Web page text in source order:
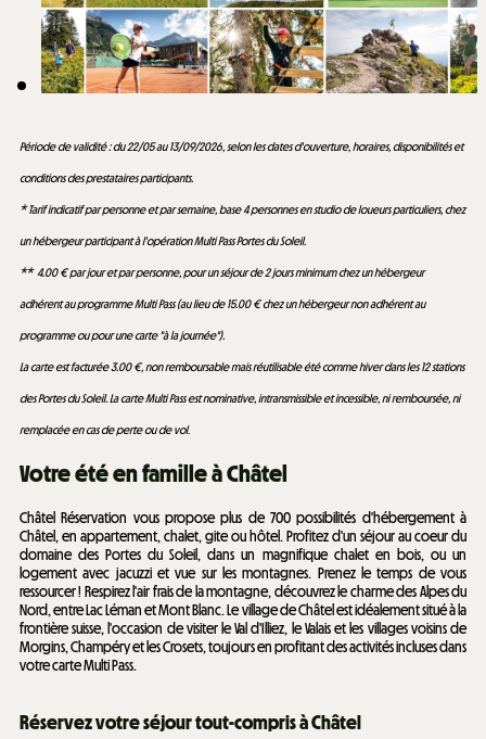
Période de validité : du 22/05 au 13/09/2026, selon les dates d'ouverture, horaires, disponibilités et
conditions des prestataires participants.
* Tarif indicatif par personne et par semaine, base 4 personnes en studio de loueurs particuliers, chez
un hébergeur participant à l'opération Multi Pass Portes du Soleil.
** 4.00 € par jour et par personne, pour un séjour de 2 jours minimum chez un hébergeur
adhérent au programme Multi Pass (au lieu de 15.00 € chez un hébergeur non adhérent au
programme ou pour une carte "à la journée").
La carte est facturée 3.00 €, non remboursable mais réutilisable été comme hiver dans les 12 stations
des Portes du Soleil. La carte Multi Pass est nominative, intransmissible et incessible, ni remboursée, ni
remplacée en cas de perte ou de vol.
Votre été en famille à Châtel
Châtel Réservation vous propose plus de 700 possibilités d'hébergement à
Châtel, en appartement, chalet, gite ou hôtel. Profitez d'un séjour au coeur du
domaine des Portes du Soleil, dans un magnifique chalet en bois, ou un
logement avec jacuzzi et vue sur les montagnes. Prenez le temps de vous
ressourcer ! Respirez l'air frais de la montagne, découvrez le charme des Alpes du
Nord, entre Lac Léman et Mont Blanc. Le village de Châtel est idéalement situé à la
frontière suisse, l'occasion de visiter le Val d'Illiez, le Valais et les villages voisins de
Morgins, Champéry et les Crosets, toujours en profitant des activités incluses dans
votre carte Multi Pass.
Réservez votre séjour tout-compris à Châtel